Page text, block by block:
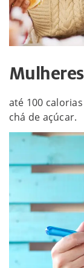
Mulheres
até 100
chá de açúcar.